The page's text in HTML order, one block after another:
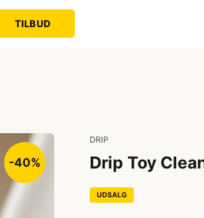
TILBUD
-40%
DRIP
Drip Toy
UDSALG